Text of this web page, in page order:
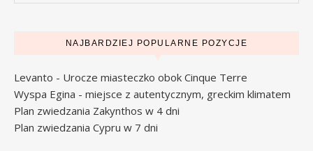
NAJBARDZIEJ POPULARNE POZYCJE
Levanto - Urocze miasteczko obok Cinque Terre
Wyspa Egina - miejsce z autentycznym, greckim klimatem
Plan zwiedzania Zakynthos w 4 dni
Plan zwiedzania Cypru w 7 dni